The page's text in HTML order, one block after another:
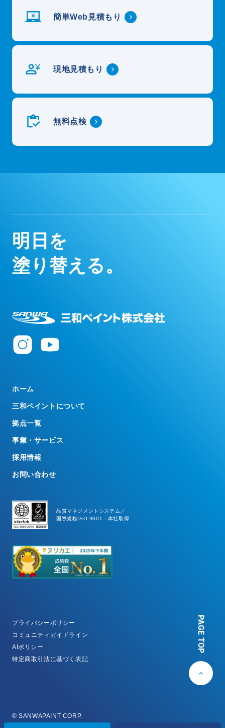
簡単Web見積もり
現地見積もり
無料点検
明 日 を
塗り替え る。
ホーム
三和ペイントについて
拠点一覧
事業・サービス
採用情報
お問い合わせ
品質マネジメントシステム／
国際規格ISO 9001：本社取得
プライバシーポリシー
コミュニティガイドライン
AIポリシー
特定商取引法に基づく表記
© SANWAPAINT CORP.
PAGE TOP